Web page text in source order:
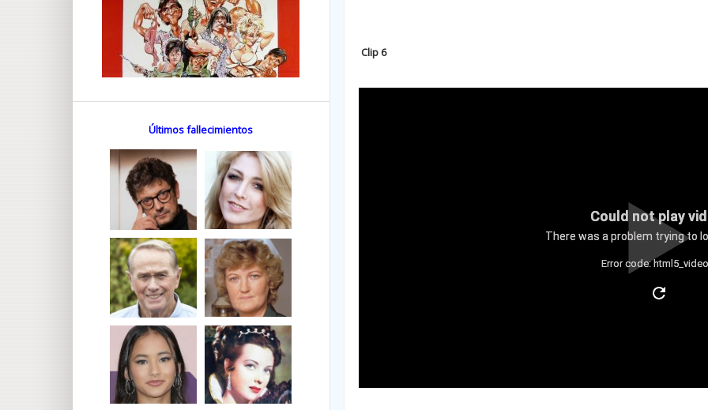
Clip 6
Could not play
There was a problem trying to
Error code:
Últimos fallecimientos